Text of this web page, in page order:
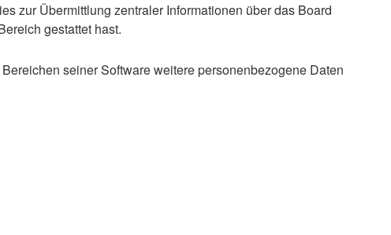
zur Übermittlung zentraler Informationen über das Board
gestattet hast.
seiner Software weitere personenbezogene Daten